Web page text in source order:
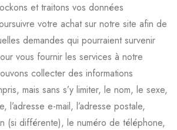
et traitons vos données
votre achat sur notre site afin de
demandes qui pourraient survenir
vous fournir les services à notre
collecter des informations
mais sans s’y limiter, le nom, le sexe,
l’adresse e-mail, l’adresse postale,
(si différente), le numéro de téléphone,